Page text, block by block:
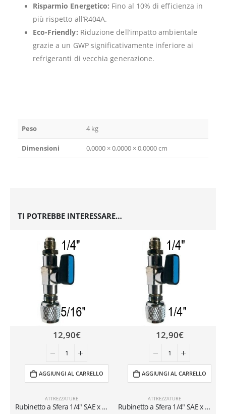
Risparmio Energetico: Fino al 10% di efficienza in
più rispetto all’R404A.
Eco-Friendly: Riduzione dell’impatto ambientale
grazie a un GWP significativamente inferiore ai
refrigeranti di vecchia generazione.
Peso 4 kg
Dimensioni 0,0000 × 0,0000 × 0,0000 cm
TI POTREBBE INTERESSARE…
ATTREZZATURE
Rubinetto a Sfera 1/4″ SAE x 5/16″ SAE per Bombole Ricaricabili (1-2 kg)
12,90€
AGGIUNGI AL CARRELLO
ATTREZZATURE
Rubinetto a Sfera 1/4″ SAE x 1/4″ SAE per Bombole Ricaricabili (1-2 kg)
12,90€
AGGIUNGI AL CARRELLO